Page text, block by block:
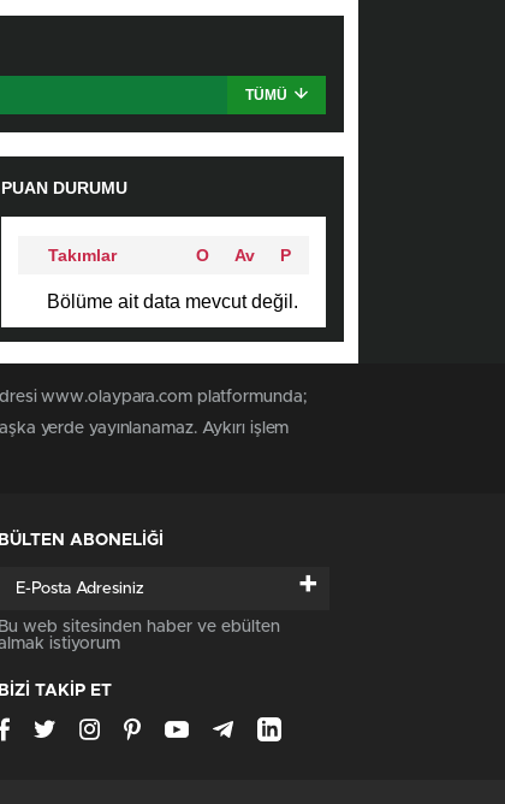
TÜMÜ
PUAN DURUMU
Takımlar P
Av
O
Bölüme ait data mevcut değil.
www.olaypara.com platformunda;
yerde yayınlanamaz. Aykırı işlem
BÜLTEN ABONELİĞİ
+
Bu web sitesinden haber ve ebülten
istiyorum
BİZİ TAKİP ET